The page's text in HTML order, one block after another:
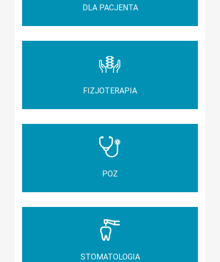
DLA PACJENTA
FIZJOTERAPIA
POZ
STOMATOLOGIA